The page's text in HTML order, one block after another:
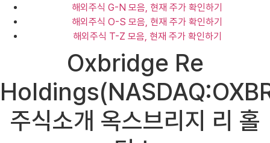
해외주식 G-N 모음, 현재 주가 확인하기
해외주식 O-S 모음, 현재 주가 확인하기
해외주식 T-Z 모음, 현재 주가 확인하기
Oxbridge Re
주식소개 옥스브리지 리 홀